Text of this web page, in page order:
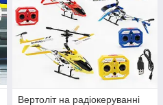
Вертоліт на радіокеруванні